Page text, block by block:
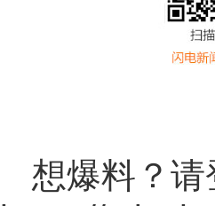
想爆料？